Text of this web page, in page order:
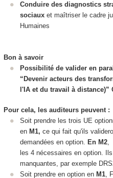
Conduire des diagnostics
sociaux et maîtriser le cadre
Humaines
Bon à savoir
Possibilité de valider en
“Devenir acteurs des
l'IA et du travail à distance)”
Pour cela, les auditeurs peuvent :
Soit prendre les trois UE
en M1, ce qui fait qu'ils
demandées en option. En M2,
les 4 nécessaires en option.
manquantes, par exemple
Soit prendre en option en M1,